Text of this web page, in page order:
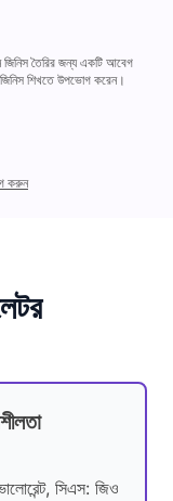
জিনিস তৈরির জন্য একটি আবেগ
শিখতে উপভোগ করেন।
করুন
সিএস: জিও